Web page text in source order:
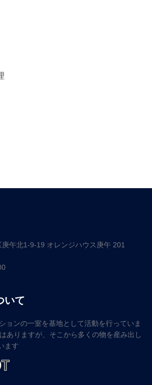
午北1-9-19 オレンジハウス庚午 201
いて
ョンの一室を基地として活動を行っていま
ありますが、そこから多くの物を産み出し
ます